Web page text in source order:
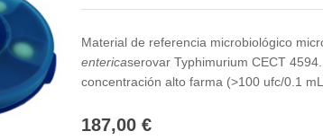
Material de referencia microbiológico
entericaserovar Typhimurium CECT
concentración alto farma (>100 ufc/0.1
187,00 €